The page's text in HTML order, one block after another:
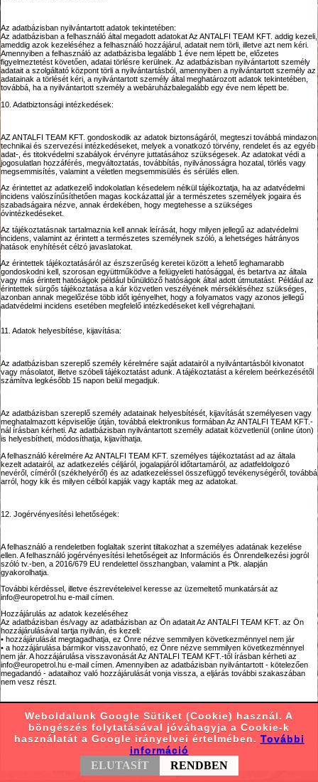
Az adatbázisban nyilvántartott adatok tekintetében:
Az adatbázisban a felhasználó által megadott adatokat Az ANTALFI TEAM KFT. addig kezeli,
ameddig azok kezeléséhez a felhasználó hozzájárul, adatait nem törli, illetve azt nem kéri.
Amennyiben a felhasználó az adatbázisba legalább 1 éve nem lépett be, előzetes
figyelmeztetést követően, adatai törlésre kerülnek. Az adatbázisban nyilvántartott személy
adatait a szolgáltató központ törli a nyilvántartásból, amennyiben a nyilvántartott személy az
adatainak a törlését kéri, a nyilvántartott személy által meghatározott adatok tekintetében,
továbbá, ha a nyilvántartott személy a webáruházbalegalább egy éve nem lépett be.
10. Adatbiztonsági intézkedések:
AZ ANTALFI TEAM KFT. gondoskodik az adatok biztonságáról, megteszi továbbá mindazon
technikai és szervezési intézkedéseket, melyek a vonatkozó törvény, rendelet és az egyéb
adat-, és titokvédelmi szabályok érvényre juttatásához szükségesek. Az adatokat védi a
jogosulatlan hozzáférés, megváltoztatás, továbbítás, nyilvánosságra hozatal, törlés vagy
megsemmisítés, valamint a véletlen megsemmisülés és sérülés ellen.
Az érintettet az adatkezelő indokolatlan késedelem nélkül tájékoztatja, ha az adatvédelmi
incidens valószínűsíthetően magas kockázattal jár a természetes személyek jogaira és
szabadságaira nézve, annak érdekében, hogy megtehesse a szükséges
óvintézkedéseket.
Az tájékoztatásnak tartalmaznia kell annak leírását, hogy milyen jellegű az adatvédelmi
incidens, valamint az érintett a természetes személynek szóló, a lehetséges hátrányos
hatások enyhítését célzó javaslatokat.
Az érintettek tájékoztatásáról az észszerűség keretei között a lehető leghamarabb
gondoskodni kell, szorosan együttműködve a felügyeleti hatósággal, és betartva az általa
vagy más érintett hatóságok például bűnüldöző hatóságok által adott útmutatást. Például az
érintettek sürgős tájékoztatása a kár közvetlen veszélyének mérsékléséhez szükséges,
azonban annak megelőzése több időt igényelhet, hogy a folyamatos vagy azonos jellegű
adatvédelmi incidens esetében megfelelő intézkedéseket kell végrehajtani.
11. Adatok helyesbítése, kijavítása:
Az adatbázisban szereplő személy kérelmére saját adatairól a nyilvántartásból kivonatot
vagy másolatot, illetve szóbeli tájékoztatást adunk. A tájékoztatást a kérelem beérkezésétől
számítva legkésőbb 15 napon belül megadjuk.
Az adatbázisban szereplő személy adatainak helyesbítését, kijavítását személyesen vagy
meghatalmazott képviselője útján, továbbá elektronikus formában Az ANTALFI TEAM KFT.-
nál írásban kérheti. Az adatbázisban nyilvántartott személy adatait közvetlenül (online úton)
is helyesbítheti, módosíthatja, kijavíthatja.
A felhasználó kérelmére Az ANTALFI TEAM KFT. személyes tájékoztatást ad az általa
kezelt adatairól, az adatkezelés céljáról, jogalapjáról időtartamáról, az adatfeldolgozó
nevéről, címéről (székhelyéről) és az adatkezeléssel összefüggő tevékenységéről, továbbá
arról, hogy kik és milyen célból kapják vagy kapták meg az adatokat.
12. Jogérvényesítési lehetőségek:
A felhasználó a rendeletben foglaltak szerint tiltakozhat a személyes adatának kezelése
ellen. A felhasználó jogérvényesítési lehetőségeit az Információs és Önrendelkezési jogról
szóló tv.-ben, a 2016/679 EU rendelettel összhangban, valamint a Ptk. alapján
gyakorolhatja.
További kérdéssel, illetve észrevételeivel keresse az üzemeltető munkatársát az
info@europetrol.hu e-mail címen.
Hozzájárulás az adatok kezeléséhez
Az adatbázisban és/vagy az adatbázisban az Ön adatait Az ANTALFI TEAM KFT. az Ön
hozzájárulásával tartja nyilván, és kezeli:
• hozzájárulását megtagadhatja, ez Önre nézve semmilyen következménnyel nem jár
• a hozzájárulása bármikor visszavonható, ez Önre nézve semmilyen következménnyel
nem jár. A hozzájárulása visszavonását Az ANTALFI TEAM KFT.-től írásban kérheti az
info@europetrol.hu e-mail címen. Amennyiben az adatbázisban nyilvántartott - kötelezően
megadandó - adataihoz való hozzájárulását vonja vissza, a eljárás további szakaszában
nem vesz részt.
Váltás asztali nézetre
Weboldalunk Google Sütiket (Cookie) használ. A
böngészés folytatásával jóváhagyja a Cookie-k
használatát a Google irányelvei értelmében. További
információ
ELUTASÍT RENDBEN